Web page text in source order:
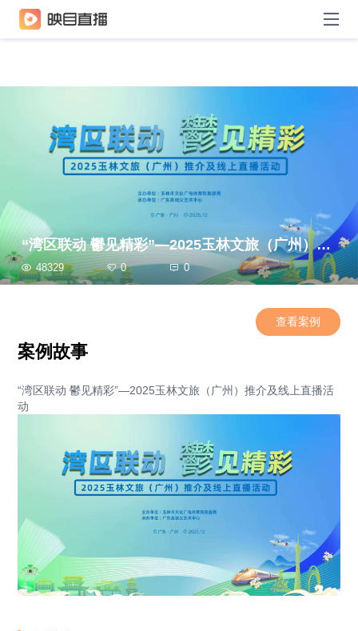
“湾区联动 鬱见精彩”—2025玉林文旅（广州）推介及线上直播活动
48329 0 0
案例故事
查看案例
“湾区联动 鬱见精彩”—2025玉林文旅（广州）推介及线上直播活
动